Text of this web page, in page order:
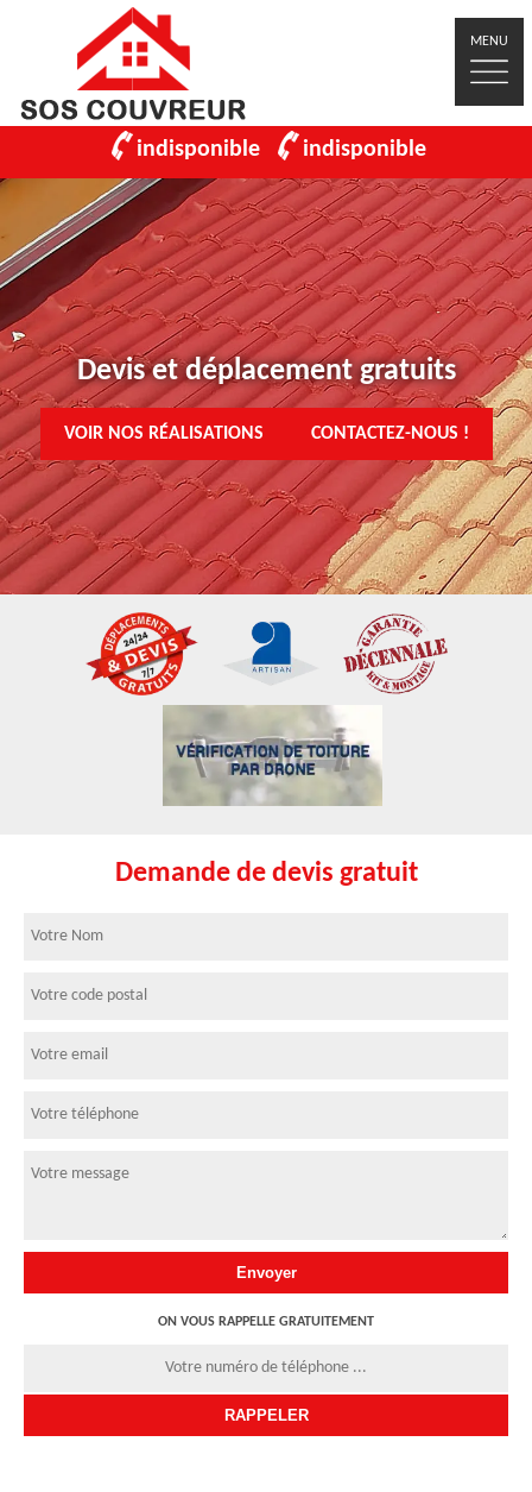
MENU
indisponible indisponible
Devis et déplacement gratuits
VOIR NOS RÉALISATIONS CONTACTEZ-NOUS !
Demande de devis gratuit
ON VOUS RAPPELLE GRATUITEMENT